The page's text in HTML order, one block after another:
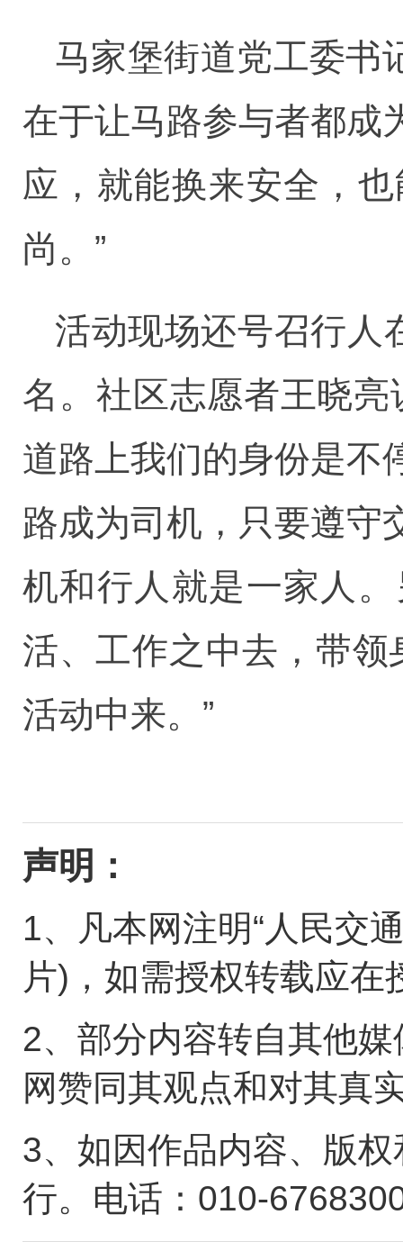
马家堡街道党工委书
在于让马路参与者都成
应，就能换来安全，
尚。”
活动现场还号召行人
名。社区志愿者王晓
道路上我们的身份是不
路成为司机，只要遵守
机和行人就是一家人
活、工作之中去，带领
活动中来。”
声明：
1、凡本网注明“人民交
片)，如需授权转载应
2、部分内容转自其他
网赞同其观点和对其真
3、如因作品内容、版
行。电话：010-